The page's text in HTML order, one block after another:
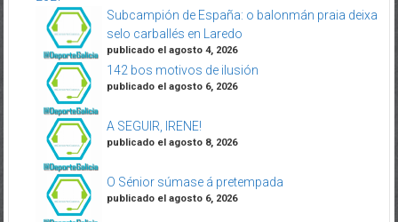
Subcampión de España: o balonmán praia deixa
selo carballés en Laredo
publicado el agosto 4, 2026
142 bos motivos de ilusión
publicado el agosto 6, 2026
A SEGUIR, IRENE!
publicado el agosto 8, 2026
O Sénior súmase á pretempada
publicado el agosto 6, 2026